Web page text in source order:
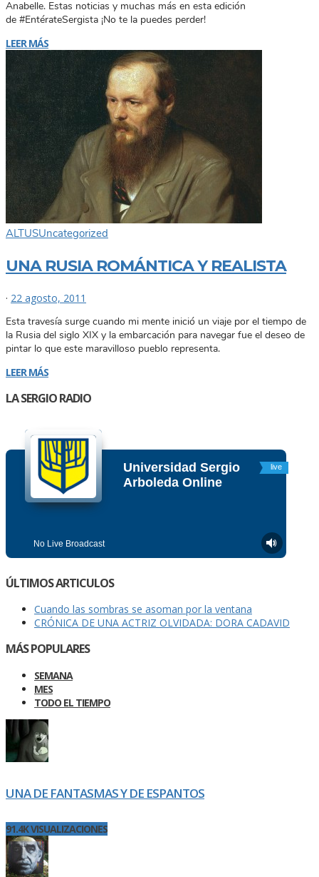
Anabelle. Estas noticias y muchas más en esta edición
de #EntérateSergista ¡No te la puedes perder!
LEER MÁS
ALTUSUncategorized
UNA RUSIA ROMÁNTICA Y REALISTA
· 22 agosto, 2011
Esta travesía surge cuando mi mente inició un viaje por el tiempo de
la Rusia del siglo XIX y la embarcación para navegar fue el deseo de
pintar lo que este maravilloso pueblo representa.
LEER MÁS
LA SERGIO RADIO
ÚLTIMOS ARTICULOS
Cuando las sombras se asoman por la ventana
CRÓNICA DE UNA ACTRIZ OLVIDADA: DORA CADAVID
MÁS POPULARES
SEMANA
MES
TODO EL TIEMPO
UNA DE FANTASMAS Y DE ESPANTOS
91.4K VISUALIZACIONES